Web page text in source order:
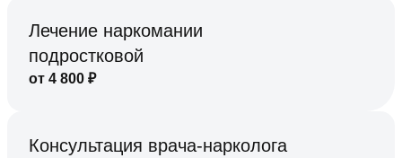
Лечение наркомании
подростковой
от 4 800 ₽
Консультация врача-нарколога